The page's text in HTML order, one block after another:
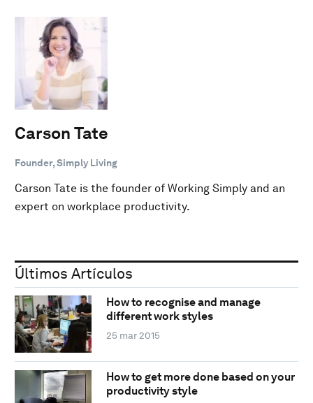
Carson Tate
Founder, Simply Living
Carson Tate is the founder of Working Simply and an
expert on workplace productivity.
Últimos Artículos
How to recognise and manage
different work styles
25 mar 2015
How to get more done based on your
productivity style